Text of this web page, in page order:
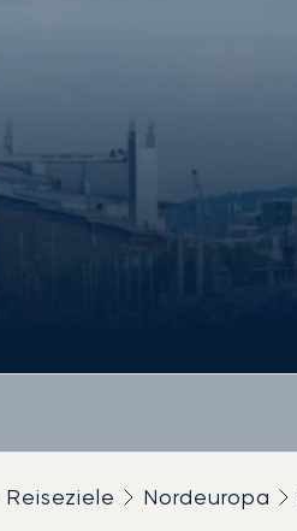
Reiseziele Nordeuropa